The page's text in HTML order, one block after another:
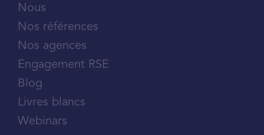
Nous
Nos références
Nos agences
Engagement RSE
Blog
Livres blancs
Webinars